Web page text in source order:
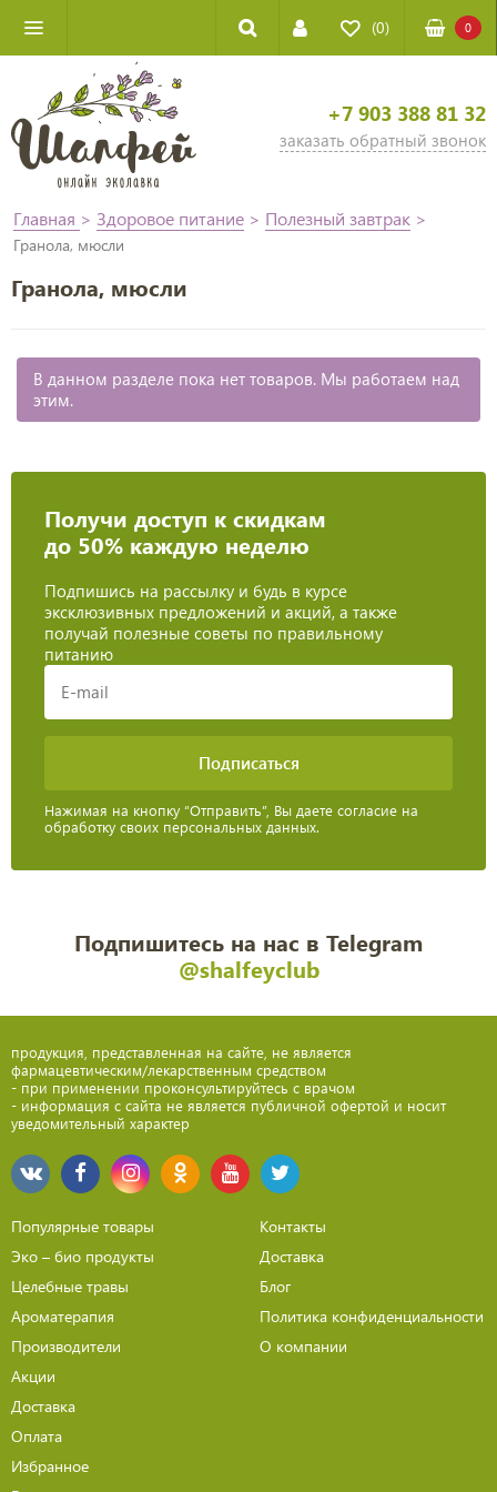
(0) 0
+7 903 388 81 32
заказать обратный звонок
Главная > Здоровое питание > Полезный завтрак >
Гранола, мюсли
Гранола, мюсли
В данном разделе пока нет товаров. Мы работаем над
этим.
Получи доступ к скидкам
до 50% каждую неделю
Подпишись на рассылку и будь в курсе
эксклюзивных предложений и акций, а также
получай полезные советы по правильному
питанию
Нажимая на кнопку “Отправить”, Вы даете согласие на
обработку своих персональных данных.
Подпишитесь на нас в Telegram
@shalfeyclub
продукция, представленная на сайте, не является
фармацевтическим/лекарственным средством
- при применении проконсультируйтесь с врачом
- информация с сайта не является публичной офертой и носит
уведомительный характер
Популярные товары
Эко – био продукты
Целебные травы
Ароматерапия
Производители
Акции
Доставка
Оплата
Избранное
Контакты
Доставка
Блог
Политика конфиденциальности
О компании